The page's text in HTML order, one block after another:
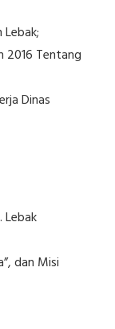
2016 Tentang
Dinas
Lebak
dan Misi